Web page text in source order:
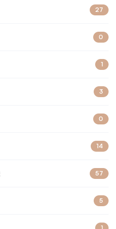
27
0
1
3
0
14
57
5